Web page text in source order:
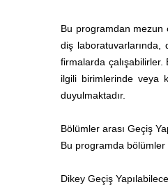
Bu programdan mezun
diş laboratuvarlarında,
firmalarda çalışabilirler.
ilgili birimlerinde veya
duyulmaktadır.
Bölümler arası Geçiş
Bu programda bölümler
Dikey Geçiş